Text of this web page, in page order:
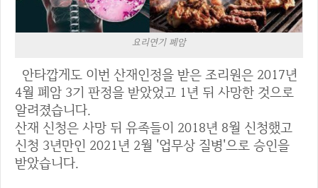
요리연기 폐암
안타깝게도 이번 산재인정을 받은 조리원은 2017년
4월 폐암 3기 판정을 받았었고 1년 뒤 사망한 것으로
알려졌습니다.
산재 신청은 사망 뒤 유족들이 2018년 8월 신청했고
신청 3년만인 2021년 2월 '업무상 질병'으로 승인을
받았습니다.